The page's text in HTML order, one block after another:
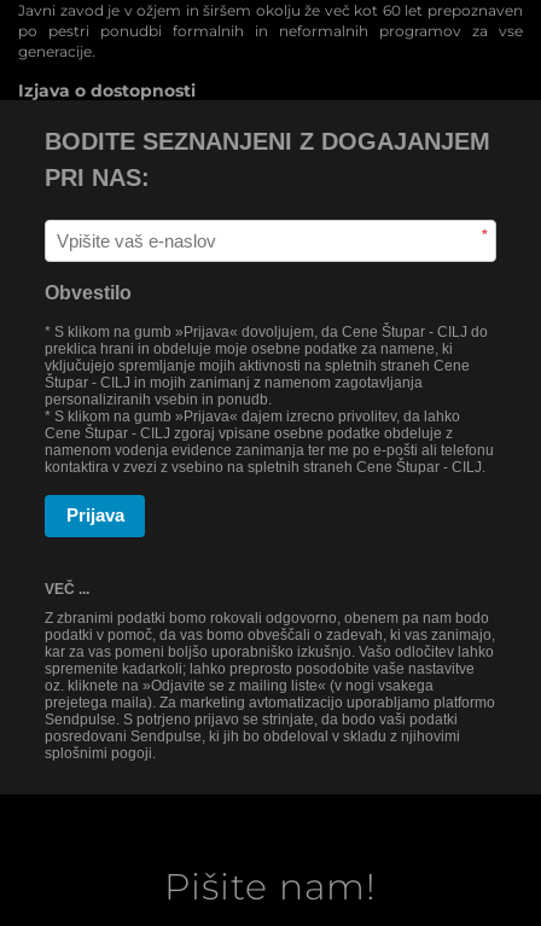
Javni zavod je v ožjem in širšem okolju že več kot 60 let prepoznaven
po pestri ponudbi formalnih in neformalnih programov za vse
generacije.
Izjava o dostopnosti
BODITE SEZNANJENI Z DOGAJANJEM
PRI NAS:
*
Obvestilo
* S klikom na gumb »Prijava« dovoljujem, da Cene Štupar - CILJ do
preklica hrani in obdeluje moje osebne podatke za namene, ki
vključujejo spremljanje mojih aktivnosti na spletnih straneh Cene
Štupar - CILJ in mojih zanimanj z namenom zagotavljanja
personaliziranih vsebin in ponudb.
* S klikom na gumb »Prijava« dajem izrecno privolitev, da lahko
Cene Štupar - CILJ zgoraj vpisane osebne podatke obdeluje z
namenom vodenja evidence zanimanja ter me po e-pošti ali telefonu
kontaktira v zvezi z vsebino na spletnih straneh Cene Štupar - CILJ.
Prijava
VEČ ...
Z zbranimi podatki bomo rokovali odgovorno, obenem pa nam bodo
podatki v pomoč, da vas bomo obveščali o zadevah, ki vas zanimajo,
kar za vas pomeni boljšo uporabniško izkušnjo. Vašo odločitev lahko
spremenite kadarkoli; lahko preprosto posodobite vaše nastavitve
oz. kliknete na »Odjavite se z mailing liste« (v nogi vsakega
prejetega maila). Za marketing avtomatizacijo uporabljamo platformo
Sendpulse. S potrjeno prijavo se strinjate, da bodo vaši podatki
posredovani Sendpulse, ki jih bo obdeloval v skladu z njihovimi
splošnimi pogoji.
Pišite nam!